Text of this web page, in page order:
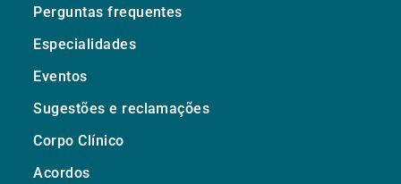
Perguntas frequentes
Especialidades
Eventos
Sugestões e reclamações
Corpo Clínico
Acordos